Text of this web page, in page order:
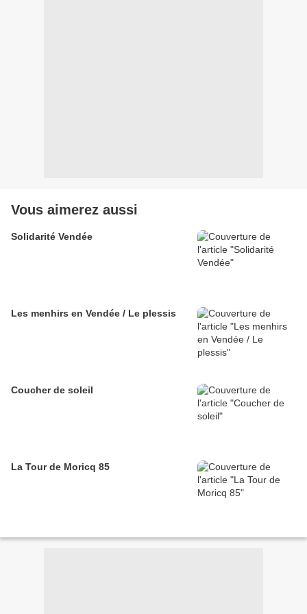
Vous aimerez aussi
Solidarité Vendée
Les menhirs en Vendée / Le plessis
Coucher de soleil
La Tour de Moricq 85